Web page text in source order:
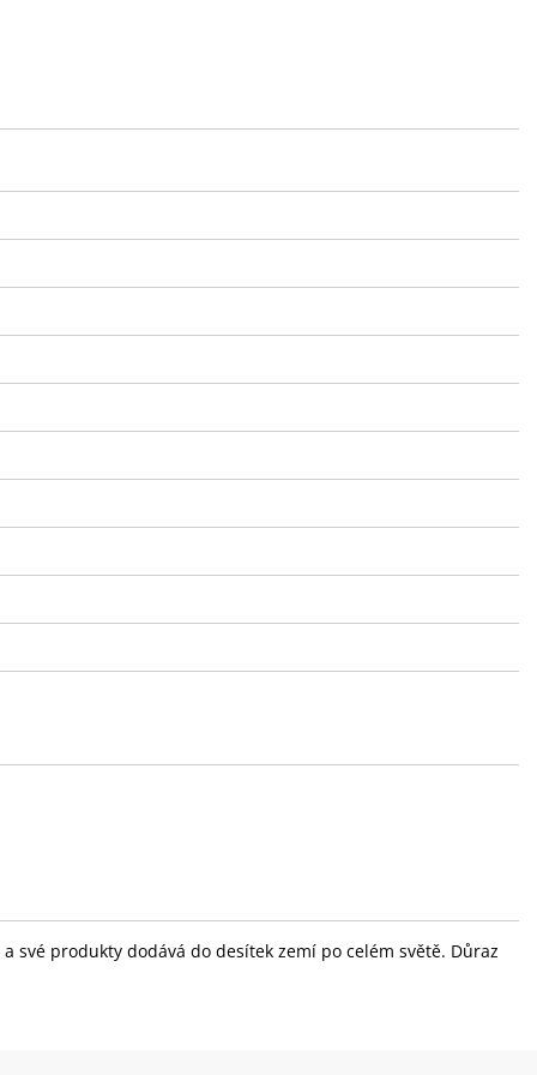
své produkty dodává do desítek zemí po celém světě. Důraz